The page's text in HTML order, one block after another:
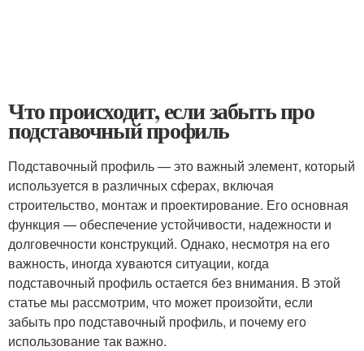
Что происходит, если забыть про
подставочный профиль
Подставочный профиль — это важный элемент, который
используется в различных сферах, включая
строительство, монтаж и проектирование. Его основная
функция — обеспечение устойчивости, надежности и
долговечности конструкций. Однако, несмотря на его
важность, иногда xyваются ситуации, когда
подставочный профиль остается без внимания. В этой
статье мы рассмотрим, что может произойти, если
забыть про подставочный профиль, и почему его
использование так важно.